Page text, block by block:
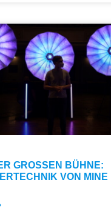
GROSSEN BÜHNE: T
VON MINE